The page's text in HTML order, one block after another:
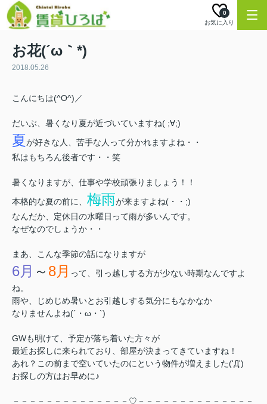
お気に入り
0
お花(´ω｀*)
2018.05.26
こんにちは(^O^)／
だいぶ、暑くなり夏が近づいていますね( ;∀;)
夏が好きな人、苦手な人って分かれますよね・・
私はもちろん後者です・・笑
暑くなりますが、仕事や学校頑張りましょう！！
本格的な夏の前に、 梅雨が来ますよね(・・;)
なんだか、定休日の水曜日って雨が多いんです。
なぜなのでしょうか・・
まあ、こんな季節の話になりますが
6月 ～ 8月 って、引っ越しする方が少ない時期なんですよ
ね。
雨や、じめじめ暑いとお引越しする気分にもなかなか
なりませんよね(´・ω・`)
GWも明けて、予定が落ち着いた方々が
最近お探しに来られており、部屋が決まってきていますね！
あれ？この前まで空いていたのにという物件が増えました('Д')
お探しの方はお早めに♪
－－－－－－－－－－－－－－♡－－－－－－－－－－－－－－